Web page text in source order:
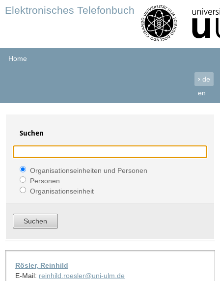
Elektronisches Telefonbuch
Home
› de
en
Suchen
Organisationseinheiten und Personen
Personen
Organisationseinheit
Rösler, Reinhild
E-Mail: reinhild.roesler@uni-ulm.de